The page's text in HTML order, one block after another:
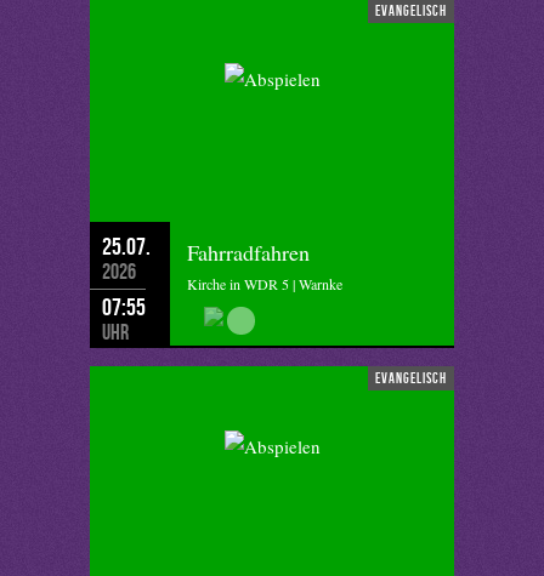
evangelisch
25.07.
2026
07:55
Uhr
Fahrradfahren
Kirche in WDR 5 | Warnke
evangelisch